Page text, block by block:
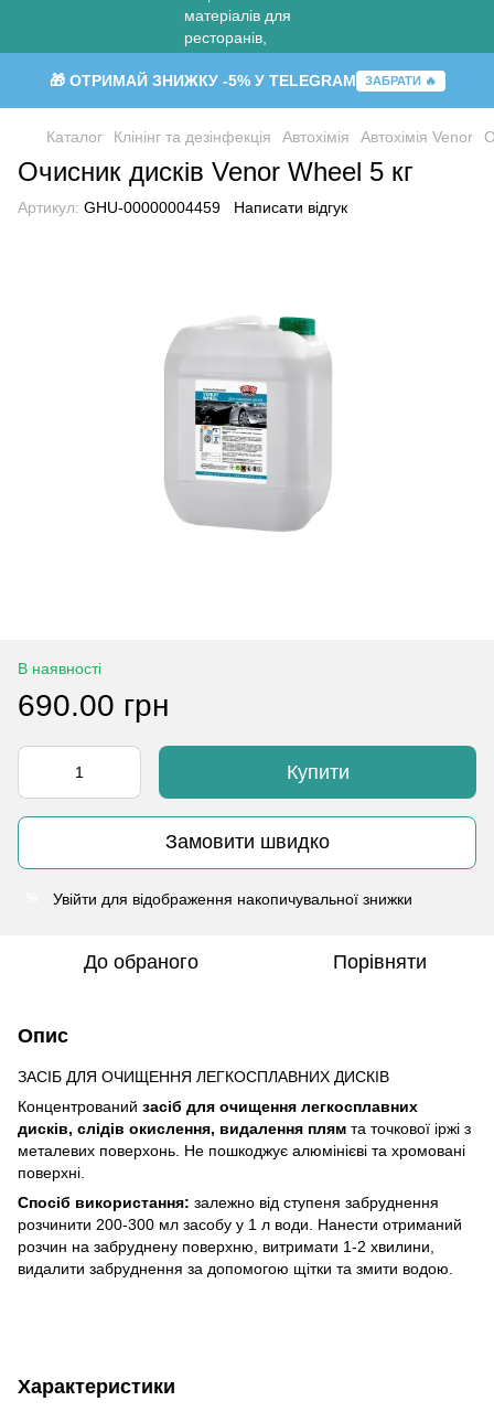
🎁 ОТРИМАЙ ЗНИЖКУ -5% У TELEGRAM ЗАБРАТИ 🔥
Каталог Клінінг та дезінфекція Автохімія Автохімія Venor
Очисник дисків Venor Wheel 5 кг
Артикул: GHU-00000004459 Написати відгук
В наявності
690.00 грн
Купити
Замовити швидко
Увійти для відображення накопичувальної знижки
До обраного Порівняти
Опис
ЗАСІБ ДЛЯ ОЧИЩЕННЯ ЛЕГКОСПЛАВНИХ ДИСКІВ
Концентрований засіб для очищення легкосплавних
дисків, слідів окислення, видалення плям та точкової іржі з
металевих поверхонь. Не пошкоджує алюмінієві та хромовані
поверхні.
Спосіб використання: залежно від ступеня забруднення
розчинити 200-300 мл засобу у 1 л води. Нанести отриманий
розчин на забруднену поверхню, витримати 1-2 хвилини,
видалити забруднення за допомогою щітки та змити водою.
Характеристики